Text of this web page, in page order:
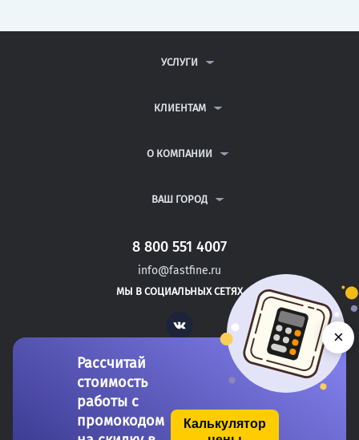
УСЛУГИ
ДИПЛОМНЫЕ РАБОТЫ
РЕФЕРАТЫ
КЛИЕНТАМ
ВОПРОСЫ И ОТВЕТЫ
ПОЛИТИКА КОНФИДЕНЦИАЛЬНОСТИ
О КОМПАНИИ
КОНТАКТЫ
ВАШ ГОРОД
САНКТ-ПЕТЕРБУРГ
БАТЫРЕВО
КАНАШ
8 800 551 4007
info@fastfine.ru
МЫ В СОЦИАЛЬНЫХ СЕТЯХ
Vk
Рассчитай
стоимость
работы с
промокодом
Калькулятор
×